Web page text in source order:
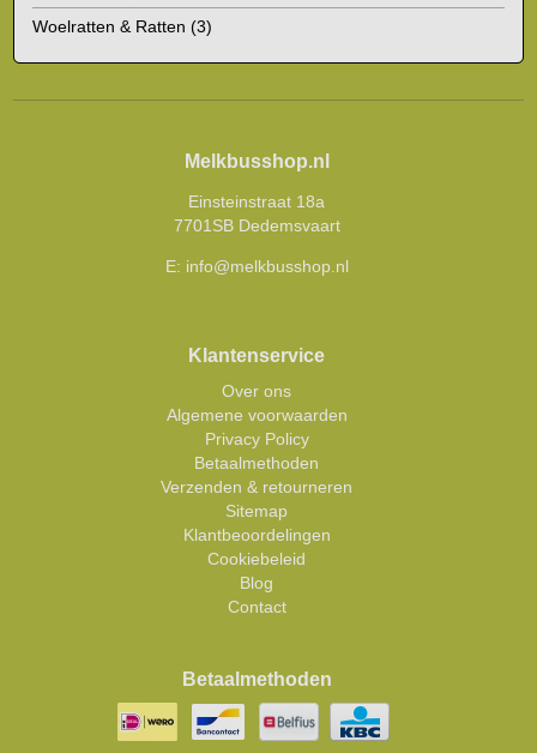
Woelratten & Ratten(3)
Melkbusshop.nl
Einsteinstraat 18a
7701SB Dedemsvaart
E: info@melkbusshop.nl
Klantenservice
Over ons
Algemene voorwaarden
Privacy Policy
Betaalmethoden
Verzenden & retourneren
Sitemap
Klantbeoordelingen
Cookiebeleid
Blog
Contact
Betaalmethoden